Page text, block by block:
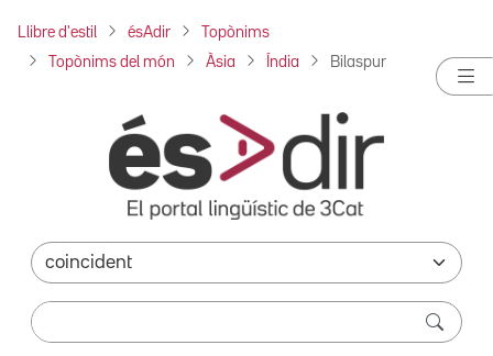
Llibre d'estil ésAdir Topònims
Topònims del món Àsia Índia Bilaspur